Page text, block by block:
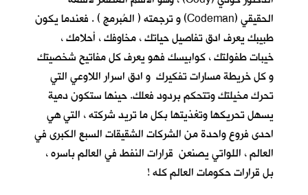
الحقيقي (Codeman) و ترجمته ( المُبرمج ) . فعندما يكون
طبيبك يعرف ادق تفاصيل حياتك ، مخاوفك ، أحلامك ،
خيبات طفولتك ، كوابيسك فهو يعرف كل مفاتيح شخصيتك
و كل خريطة مسارات تفكيرك و ادق اسرار اللاوعي التي
تحرك مخيلتك وتتحكم بردود فعلك. حينها ستكون دمية
يسهل تحريكها وتغذيتها بكل ما تريد شركته ، التي هي
احدى فروع واحدة من الشركات الشقيقات السبع الكبرى في
العالم ، اللواتي يصنعن قرارات النفط في العالم باسره ،
بل قرارات حكومات العالم كله !